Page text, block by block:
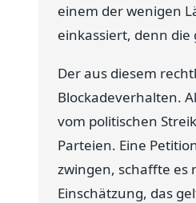
einem der wenigen
einkassiert, denn die
Der aus diesem
Blockadeverhalten.
vom politischen
Parteien. Eine
zwingen, schaffte es
Einschätzung, das